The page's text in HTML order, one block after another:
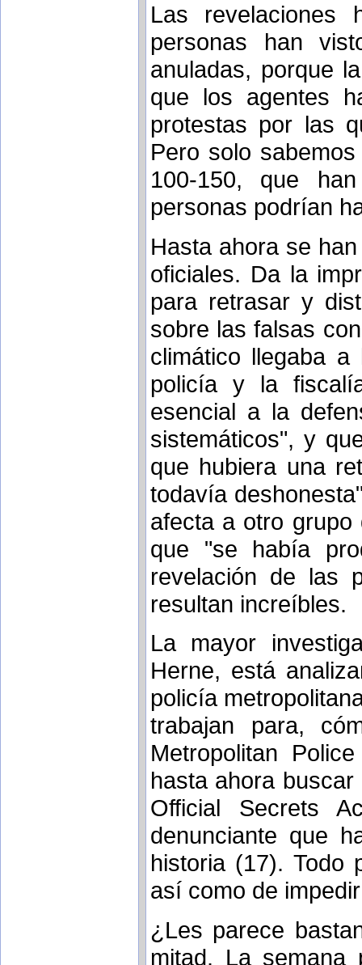
Las revelaciones
personas han
anuladas, porque
que los agentes
protestas por las
Pero solo
100-150, que
personas podrían
Hasta ahora se
oficiales. Da la
para retrasar y
sobre las falsas
climático llegaba
policía y la
esencial a la
sistemáticos", y
que hubiera una
todavía
afecta a otro
que "se había
revelación de las
resultan increíbles.
La mayor
Herne, está
policía
trabajan para,
Metropolitan
hasta ahora
Official Secrets
denunciante que
historia (17). Todo
así como de
¿Les parece
mitad. La semana